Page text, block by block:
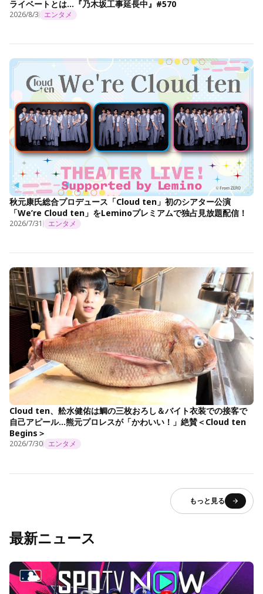
ライベートとは…『乃木坂工事延長中』#570
2026/8/3 エンタメ
秋元康氏総合プロデュース「Cloud ten」初のシアター公演
「We’re Cloud ten」をLeminoプレミアムで独占見放題配信！
2026/7/31 エンタメ
Cloud ten、舩水健佑は鯛の三枚おろし＆バイト衣装での接客で
自己アピール…熊元プロレスが「かわいい！」絶賛＜Cloud ten
Begins＞
2026/7/30 エンタメ
もっと見る
最新ニュース